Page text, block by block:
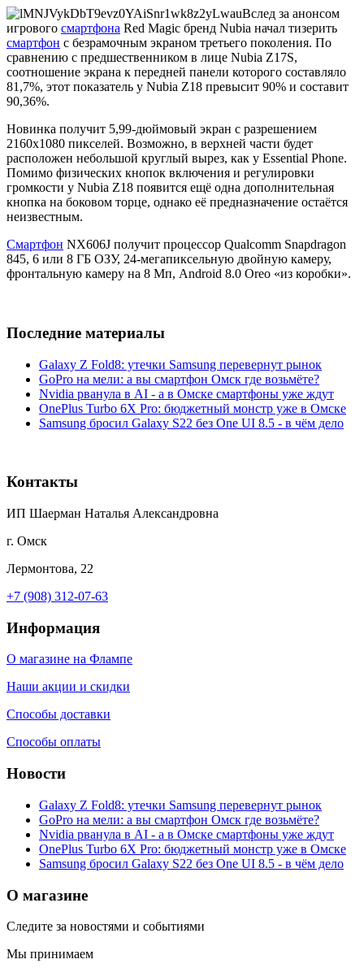
Вслед за анонсом
игрового смартфона Red Magic бренд Nubia начал тизерить
смартфон с безрамочным экраном третьего поколения. По
сравнению с предшественником в лице Nubia Z17S,
соотношение экрана к передней панели которого составляло
81,7%, этот показатель у Nubia Z18 превысит 90% и составит
90,36%.
Новинка получит 5,99-дюймовый экран с разрешением
2160x1080 пикселей. Возможно, в верхней части будет
расположен небольшой круглый вырез, как у Essential Phone.
Помимо физических кнопок включения и регулировки
громкости у Nubia Z18 появится ещё одна дополнительная
кнопка на боковом торце, однако её предназначение остаётся
неизвестным.
Смартфон NX606J получит процессор Qualcomm Snapdragon
845, 6 или 8 ГБ ОЗУ, 24-мегапиксельную двойную камеру,
фронтальную камеру на 8 Мп, Android 8.0 Oreo «из коробки».
Последние материалы
Galaxy Z Fold8: утечки Samsung перевернут рынок
GoPro на мели: а вы смартфон Омск где возьмёте?
Nvidia рванула в AI - а в Омске смартфоны уже ждут
OnePlus Turbo 6X Pro: бюджетный монстр уже в Омске
Samsung бросил Galaxy S22 без One UI 8.5 - в чём дело
Контакты
ИП Шаерман Наталья Александровна
г. Омск
Лермонтова, 22
+7 (908) 312-07-63
Информация
О магазине на Флампе
Наши акции и скидки
Способы доставки
Способы оплаты
Новости
Galaxy Z Fold8: утечки Samsung перевернут рынок
GoPro на мели: а вы смартфон Омск где возьмёте?
Nvidia рванула в AI - а в Омске смартфоны уже ждут
OnePlus Turbo 6X Pro: бюджетный монстр уже в Омске
Samsung бросил Galaxy S22 без One UI 8.5 - в чём дело
О магазине
Следите за новостями и событиями
Мы принимаем